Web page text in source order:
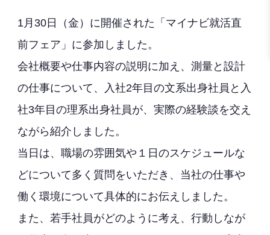
1月30日（金）に開催された「マイナビ就活直
前フェア」に参加しました。
会社概要や仕事内容の説明に加え、測量と設計
の仕事について、入社2年目の文系出身社員と入
社3年目の理系出身社員が、実際の経験談を交え
ながら紹介しました。
当日は、職場の雰囲気や１日のスケジュールな
どについて多く質問をいただき、当社の仕事や
働く環境について具体的にお伝えしました。
また、若手社員がどのように考え、行動しなが